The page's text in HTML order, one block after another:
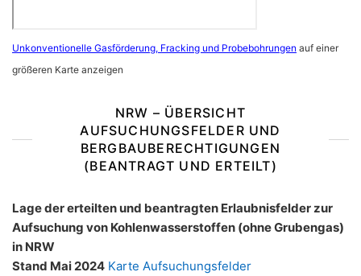
Unkonventionelle Gasförderung, Fracking und Probebohrungen auf einer
größeren Karte anzeigen
NRW – ÜBERSICHT
AUFSUCHUNGSFELDER UND
BERGBAUBERECHTIGUNGEN
(BEANTRAGT UND ERTEILT)
Lage der erteilten und beantragten Erlaubnisfelder zur
Aufsuchung von Kohlenwasserstoffen (ohne Grubengas)
in NRW
Stand Mai 2024 Karte Aufsuchungsfelder